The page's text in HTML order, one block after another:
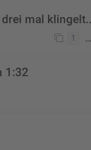
mal klingelt..
1 …
1:32